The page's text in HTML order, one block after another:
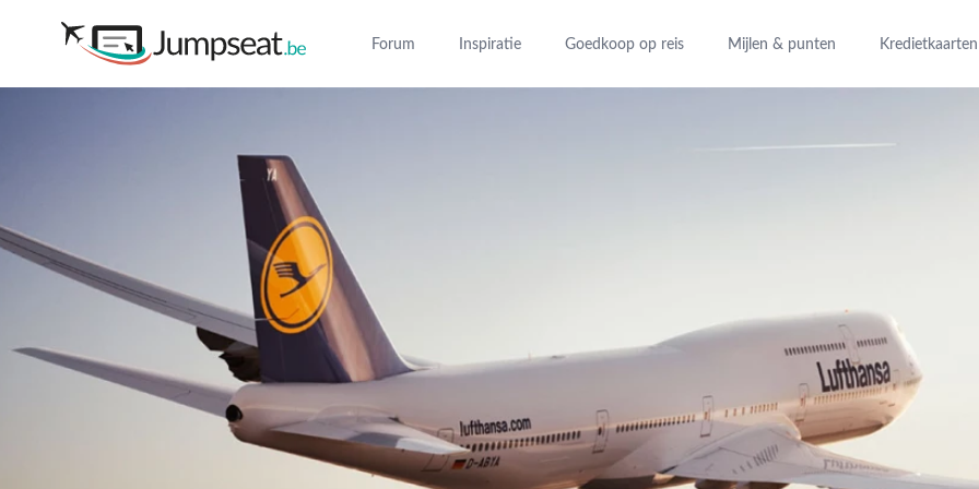
Forum Inspiratie Goedkoop op reis Mijlen & punten Kredietkaarten